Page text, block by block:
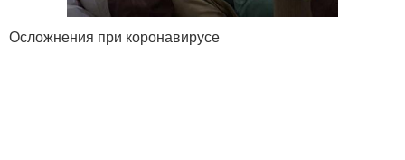
Осложнения при коронавирусе